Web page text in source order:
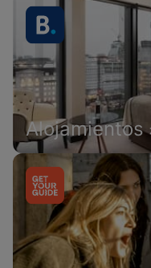
Alojamientos